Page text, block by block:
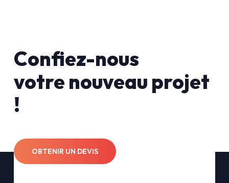
Confiez-nous
votre nouveau projet
!
OBTENIR UN DEVIS